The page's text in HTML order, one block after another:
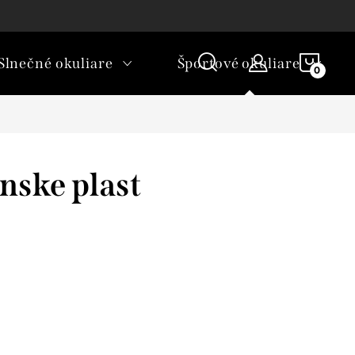
okuliare Športové okuliare
plast